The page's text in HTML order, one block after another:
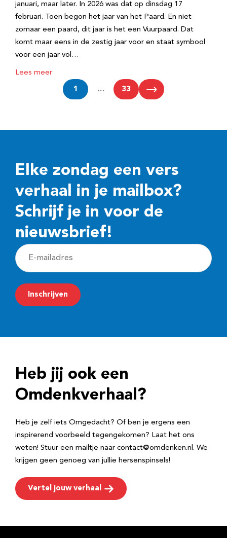
januari, maar later. In 2026 was dat op dinsdag 17
februari. Toen begon het jaar van het Paard. En niet
zomaar een paard, dit jaar is het een Vuurpaard. Dat
komt maar eens in de zestig jaar voor en staat symbool
voor een jaar vol…
Lees meer
1 … 33
Elke zondag een vers
verhaal in je mailbox?
Schrijf je in voor de
nieuwsbrief!
E
-
m
a
r
e
Inschrijven
Heb jij ook een
Omdenkverhaal?
Heb je zelf iets Omgedacht? Of ben je ergens een
inspirerend voorbeeld tegengekomen? Laat het ons
weten! Stuur een mailtje naar contact@omdenken.nl. We
krijgen geen genoeg van jullie hersenspinsels!
Vertel jouw verhaal